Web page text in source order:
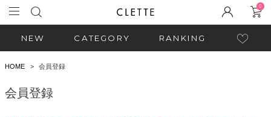
0
NEW CATEGORY RANKING
HOME 会員登録
会員登録